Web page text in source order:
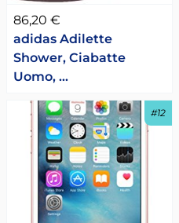
86,20 €
adidas Adilette
Shower, Ciabatte
Uomo, …
#12